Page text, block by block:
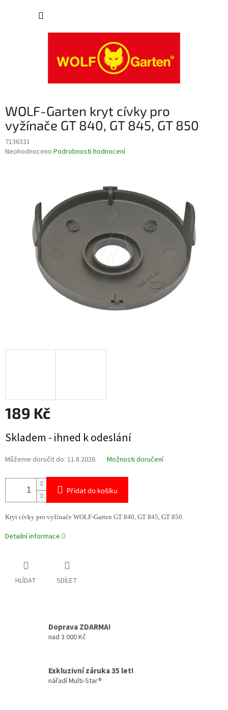
WOLF-Garten kryt cívky pro
vyžínače GT 840, GT 845, GT 850
7136331
Průměrné
hvězdiček.
Neohodnoceno Podrobnosti hodnocení
189 Kč
cena:
Skladem - ihned k odeslání
Můžeme doručit do: 11.8.2026 Možnosti doručení
Přidat do košíku
Kryt cívky pro vyžínače WOLF-Garten GT 840, GT 845, GT 850.
Detailní informace
HLÍDAT SDÍLET
Doprava ZDARMA!
nad 3 000 Kč
Exkluzivní záruka 35 let!
nářadí Multi-Star®